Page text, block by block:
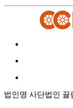
법인명 사단법인 끌